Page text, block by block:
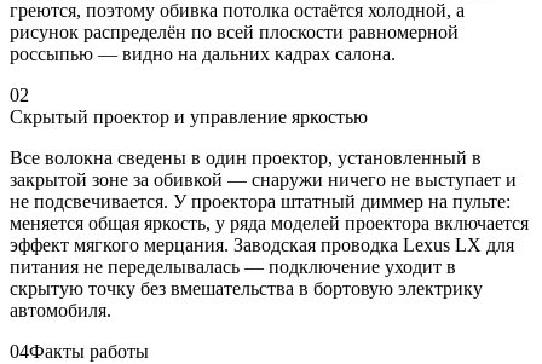
греются, поэтому обивка потолка остаётся холодной, а
рисунок распределён по всей плоскости равномерной
россыпью — видно на дальних кадрах салона.
02
Скрытый проектор и управление яркостью
Все волокна сведены в один проектор, установленный в
закрытой зоне за обивкой — снаружи ничего не выступает и
не подсвечивается. У проектора штатный диммер на пульте:
меняется общая яркость, у ряда моделей проектора включается
эффект мягкого мерцания. Заводская проводка Lexus LX для
питания не переделывалась — подключение уходит в
скрытую точку без вмешательства в бортовую электрику
автомобиля.
04Факты работы